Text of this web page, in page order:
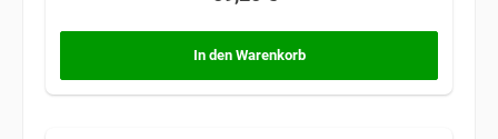
In den Warenkorb